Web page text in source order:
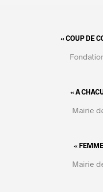
« COUP DE
« A
Mairie
«
Mairie